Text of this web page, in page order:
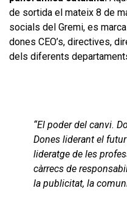
de sortida el mateix 8 de
socials del Gremi, es
dones CEO’s, directives,
dels diferents
“El poder del canvi.
Dones liderant el
lideratge de les
càrrecs de
la publicitat, la